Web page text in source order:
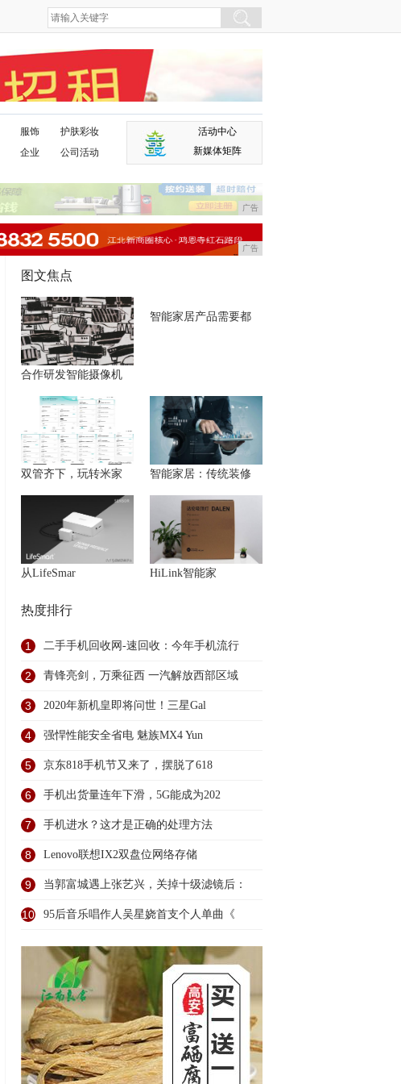
服饰
企业
护肤彩妆
公司活动
活动中心
新媒体矩阵
广告
广告
图文焦点
合作研发智能摄像机
智能家居产品需要都
双管齐下，玩转米家 智能家居：传统装修
从LifeSmar HiLink智能家
热度排行
1 二手手机回收网-速回收：今年手机流行
2 青锋亮剑，万乘征西 一汽解放西部区域
3 2020年新机皇即将问世！三星Gal
4 强悍性能安全省电 魅族MX4 Yun
5 京东818手机节又来了，摆脱了618
6 手机出货量连年下滑，5G能成为202
7 手机进水？这才是正确的处理方法
8 Lenovo联想IX2双盘位网络存储
9 当郭富城遇上张艺兴，关掉十级滤镜后：
10 95后音乐唱作人吴星娆首支个人单曲《